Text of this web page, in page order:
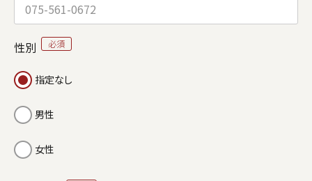
性別
指定なし
男性
女性